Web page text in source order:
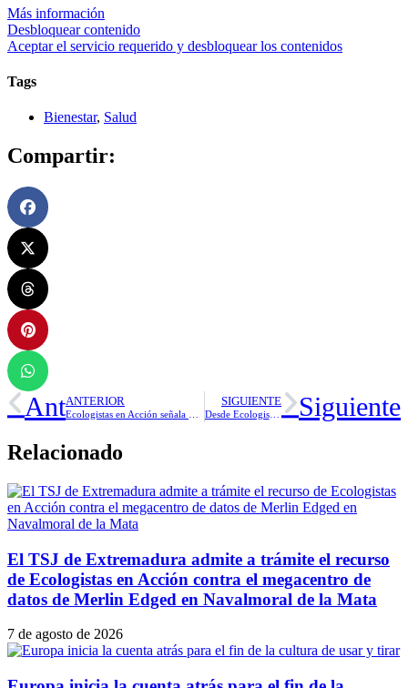
Más información
Desbloquear contenido
Aceptar el servicio requerido y desbloquear los contenidos
Tags
Bienestar, Salud
Compartir:
AntANTERIOR SIGUIENTE
Desde Ecologistas en Acción respaldan la Proposición No de Ley para regular las técnicas genómicas Siguiente
Relacionado
El TSJ de Extremadura admite a trámite el recurso
de Ecologistas en Acción contra el megacentro de
datos de Merlin Edged en Navalmoral de la Mata
7 de agosto de 2026